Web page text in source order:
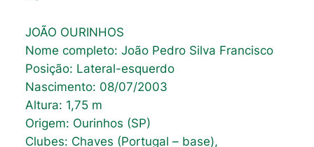
JOÃO OURINHOS
Nome completo: João Pedro Silva Francisco
Posição: Lateral-esquerdo
Nascimento: 08/07/2003
Altura: 1,75 m
Origem: Ourinhos (SP)
Clubes: Chaves (Portugal – base),